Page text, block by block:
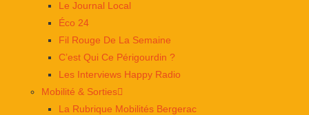
Le Journal Local
Éco 24
Fil Rouge De La Semaine
C’est Qui Ce Périgourdin ?
Les Interviews Happy Radio
Mobilité & Sorties
La Rubrique Mobilités Bergerac